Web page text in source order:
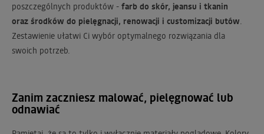
poszczególnych produktów - farb do skór, jeansu i tkanin
oraz środków do pielęgnacji, renowacji i customizacji butów
Zestawienie ułatwi Ci wybór optymalnego rozwiązania dla
swoich potrzeb.
Zanim zaczniesz malować, pielęgnować lub
odnawiać